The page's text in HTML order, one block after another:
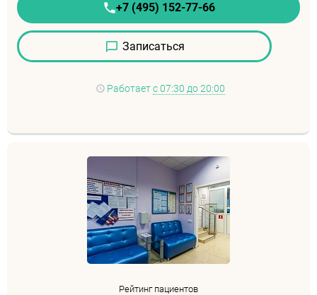
+7 (495) 152-77-66
Записаться
Работаетс 07:30 до 20:00
Рейтинг пациентов